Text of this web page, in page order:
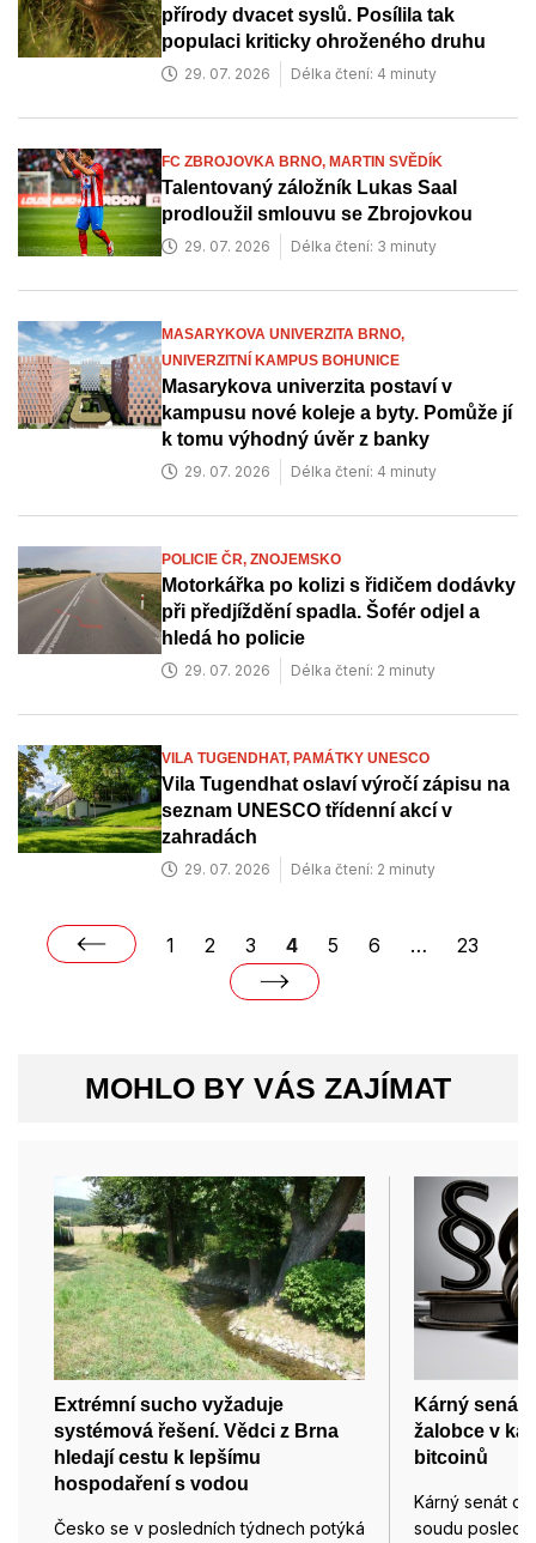
přírody dvacet syslů. Posílila tak
populaci kriticky ohroženého druhu
29. 07. 2026 Délka čtení: 4 minuty
FC ZBROJOVKA BRNO, MARTIN SVĚDÍK
Talentovaný záložník Lukas Saal
prodloužil smlouvu se Zbrojovkou
29. 07. 2026 Délka čtení: 3 minuty
MASARYKOVA UNIVERZITA BRNO,
UNIVERZITNÍ KAMPUS BOHUNICE
Masarykova univerzita postaví v
kampusu nové koleje a byty. Pomůže jí
k tomu výhodný úvěr z banky
29. 07. 2026 Délka čtení: 4 minuty
POLICIE ČR, ZNOJEMSKO
Motorkářka po kolizi s řidičem dodávky
při předjíždění spadla. Šofér odjel a
hledá ho policie
29. 07. 2026 Délka čtení: 2 minuty
VILA TUGENDHAT, PAMÁTKY UNESCO
Vila Tugendhat oslaví výročí zápisu na
seznam UNESCO třídenní akcí v
zahradách
29. 07. 2026 Délka čtení: 2 minuty
1 2 3 4 5 6 … 23
MOHLO BY VÁS ZAJÍMAT
Extrémní sucho vyžaduje
systémová řešení. Vědci z Brna
hledají cestu k lepšímu
hospodaření s vodou
Česko se v posledních týdnech potýká
Kárný senát
žalobce v
bitcoinů
Kárný senát
soudu